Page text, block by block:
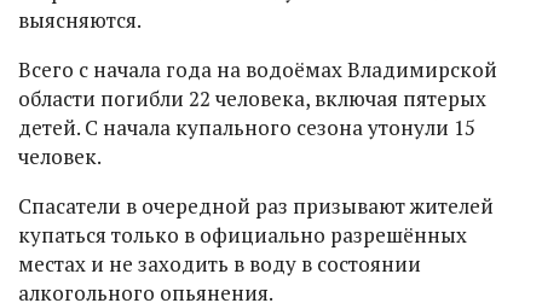
выясняются.
Всего с начала года на водоёмах Владимирской
области погибли 22 человека, включая пятерых
детей. С начала купального сезона утонули 15
человек.
Спасатели в очередной раз призывают жителей
купаться только в официально разрешённых
местах и не заходить в воду в состоянии
алкогольного опьянения.